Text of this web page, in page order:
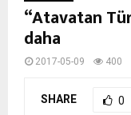
“Atavatan
daha
2017-05-09 400
SHARE 0